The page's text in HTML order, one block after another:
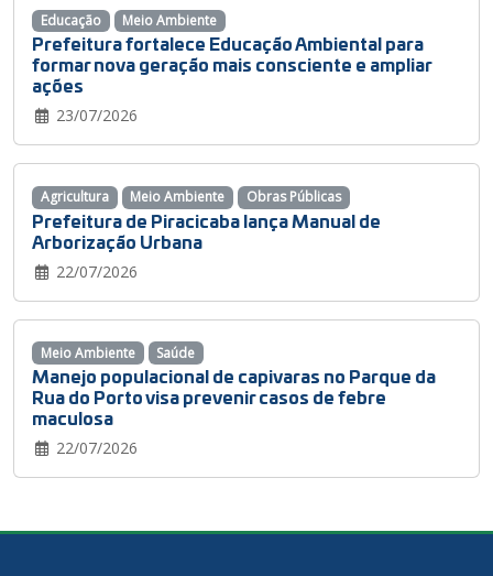
Prefeitura fortalece Educação Ambiental para
formar nova geração mais consciente e ampliar
ações
23/07/2026
Educação Meio Ambiente
Prefeitura de Piracicaba lança Manual de
Arborização Urbana
22/07/2026
Agricultura Meio Ambiente Obras Públicas
Manejo populacional de capivaras no Parque da
Rua do Porto visa prevenir casos de febre
maculosa
22/07/2026
Meio Ambiente Saúde